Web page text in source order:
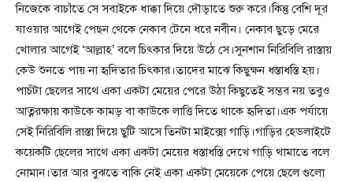
নিজেকে বাচাঁতে সে সবাইকে ধাক্কা দিয়ে দৌড়াতে শুরু করে।কিন্তু বেশি দূর
যাওয়ার আগেই পেছন থেকে নেকাব টেনে ধরে নবীন। নেকাব ছুড়ে মেরে
খোলার আগেই ‘আল্লাহ’ বলে চিৎকার দিয়ে উঠে সে।সুনশান নিরিবিলি রাস্তায়
কেউ শুনতে পায় না হৃদিতার চিৎকার।তাদের মাঝে কিছুক্ষন ধস্তাধস্তি হয়।
পাচঁটা ছেলের সাথে একা একটা মেয়ের পেরে উঠা কিছুতেই সম্ভব নয় তবুও
আত্নরক্ষায় কাউকে কামড় বা কাউকে লাত্তি দিতে থাকে হৃদিতা।এক পর্যায়ে
সেই নিরিবিলি রাস্তা দিয়ে ছুটি আসে তিনটা মাইক্সো গাড়ি।গাড়ির হেডলাইটে
কয়েকটি ছেলের সাথে একা একটা মেয়ের ধস্তাধস্তি দেখে গাড়ি থামাতে বলে
নোমান।তার আর বুঝতে বাকি নেই একা একটা মেয়েকে পেয়ে ছেলে গুলো